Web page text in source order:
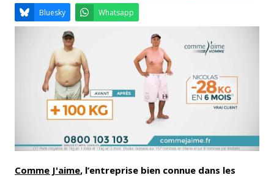
Email Facebook
Bluesky Whatsapp
Comme J'aime, l’entreprise bien connue dans les